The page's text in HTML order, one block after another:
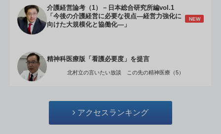
介護経営論考（1）－日本総合研究所編vol.1
「今後の介護経営に必要な視点―経営力強化に
向けた大規模化と協働化―」
NEW
精神科医療版「看護必要度」を提言
北村立の言いたい放談 この先の精神医療（5）
アクセスランキング